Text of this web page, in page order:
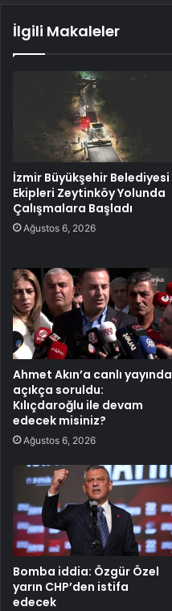
İlgili Makaleler
İzmir Büyükşehir Belediyesi
Ekipleri Zeytinköy Yolunda
Çalışmalara Başladı
Ağustos 6, 2026
Ahmet Akın’a canlı yayında
açıkça soruldu:
Kılıçdaroğlu ile devam
edecek misiniz?
Ağustos 6, 2026
Bomba iddia: Özgür Özel
yarın CHP’den istifa
edecek